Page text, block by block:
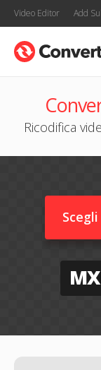
Video Editor Add
Ricodifica